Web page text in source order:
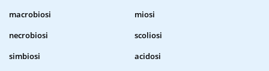
macrobiosi
miosi
necrobiosi
scoliosi
simbiosi
acidosi